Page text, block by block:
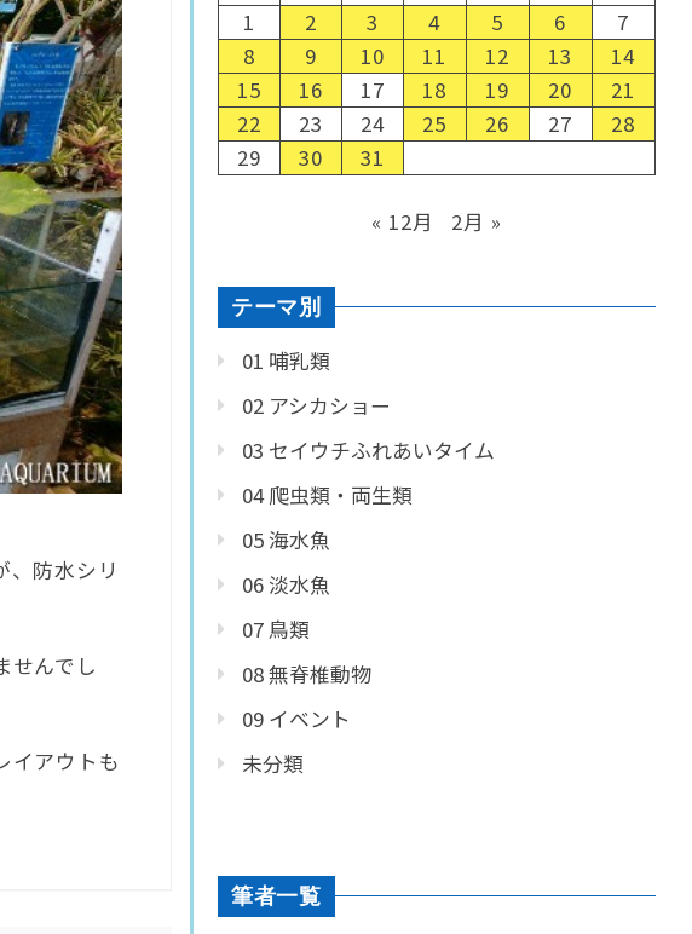
、防水シリ
せんでし
イアウトも
1
2 3 4 5 6
7
8
9 10 11 12 13
14
15
16 17 18 19 20
21
22
23 24 25 26 27
28
29
30 31
« 12月 2月 »
テーマ別
01 哺乳類
02 アシカショー
03 セイウチふれあいタイム
04 爬虫類・両生類
05 海水魚
06 淡水魚
07 鳥類
08 無脊椎動物
09 イベント
未分類
筆者一覧